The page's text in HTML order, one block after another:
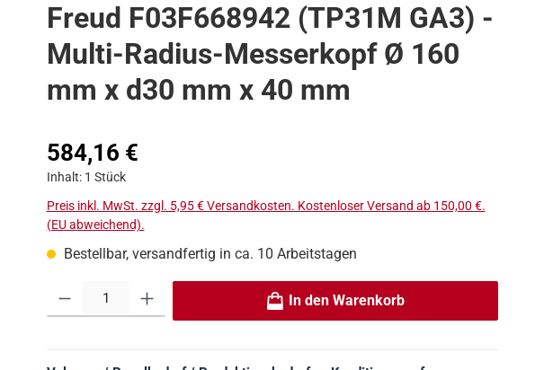
Freud F03F668942 (TP31M GA3) -
Multi-Radius-Messerkopf Ø 160
mm x d30 mm x 40 mm
Regulärer Preis:
584,16 €
Inhalt: 1 Stück
Preis inkl. MwSt. zzgl. 5,95 € Versandkosten. Kostenloser Versand ab 150,00 €.
(EU abweichend).
Bestellbar, versandfertig in ca. 10 Arbeitstagen
Produkt Anzahl: Gib den gewünschten Wert ein oder benutze die Schaltflächen um die
In den Warenkorb